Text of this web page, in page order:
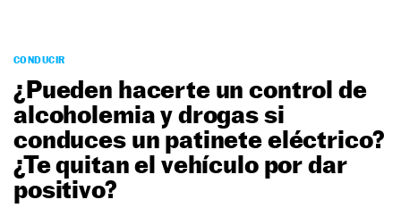
PODCAST
MOTOS
TECNOLOGÍA
SUPERCOCHES
MOTORTV
PREMIOS
SERVICIOS
CONDUCIR
¿Pueden hacerte un control de
alcoholemia y drogas si
conduces un patinete eléctrico?
¿Te quitan el vehículo por dar
positivo?